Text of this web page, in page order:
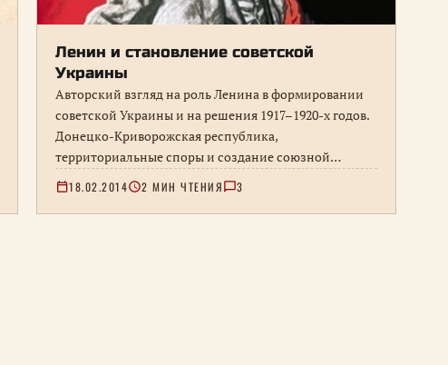
Ленин и становление советской
Украины
Авторский взгляд на роль Ленина в формировании
советской Украины и на решения 1917–1920-х годов.
Донецко-Криворожская республика,
территориальные споры и создание союзной
государственности.
18.02.2014 2 МИН ЧТЕНИЯ 3